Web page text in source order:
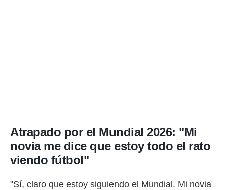
Atrapado por el Mundial 2026: "Mi
novia me dice que estoy todo el rato
viendo fútbol"
"Sí, claro que estoy siguiendo el Mundial. Mi novia